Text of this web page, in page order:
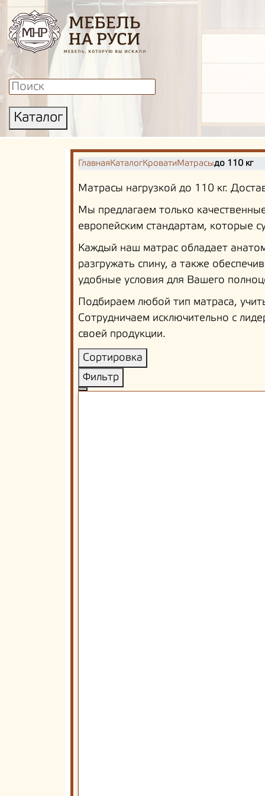
Каталог
ГлавнаяКаталогКроватиМатрасыдо 110 кг
Матрасы нагрузкой до 110 кг.
Мы предлагаем только
европейским стандартам, которые
Каждый наш матрас обладает
разгружать спину, а также
удобные условия для Вашего
Подбираем любой тип матраса,
Сотрудничаем исключительно с
своей продукции.
Сортировка
Фильтр